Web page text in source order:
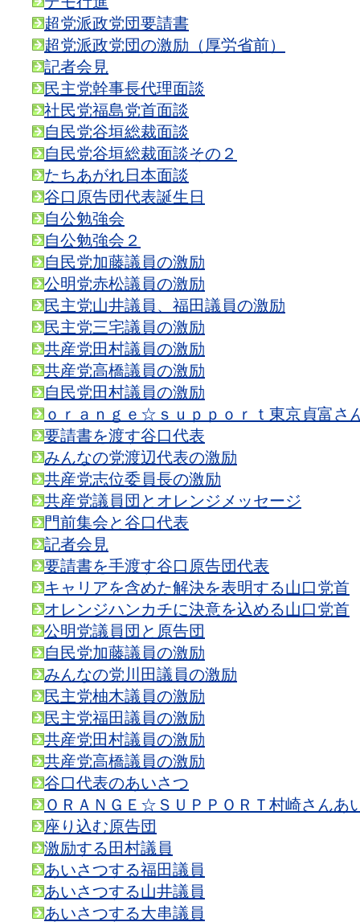
超党派政党団要請書
超党派政党団の激励（厚労省前）
記者会見
民主党幹事長代理面談
社民党福島党首面談
自民党谷垣総裁面談
自民党谷垣総裁面談その２
たちあがれ日本面談
谷口原告団代表誕生日
自公勉強会
自公勉強会２
自民党加藤議員の激励
公明党赤松議員の激励
民主党山井議員、福田議員の激励
民主党三宅議員の激励
共産党田村議員の激励
共産党高橋議員の激励
自民党田村議員の激励
ｏｒａｎｇｅ☆ｓｕｐｐｏｒｔ東京貞富さ
要請書を渡す谷口代表
みんなの党渡辺代表の激励
共産党志位委員長の激励
共産党議員団とオレンジメッセージ
門前集会と谷口代表
記者会見
要請書を手渡す谷口原告団代表
キャリアを含めた解決を表明する山口党首
オレンジハンカチに決意を込める山口党首
公明党議員団と原告団
自民党加藤議員の激励
みんなの党川田議員の激励
民主党柚木議員の激励
民主党福田議員の激励
共産党田村議員の激励
共産党高橋議員の激励
谷口代表のあいさつ
ＯＲＡＮＧＥ☆ＳＵＰＰＯＲＴ村崎さんあ
座り込む原告団
激励する田村議員
あいさつする福田議員
あいさつする山井議員
あいさつする大串議員